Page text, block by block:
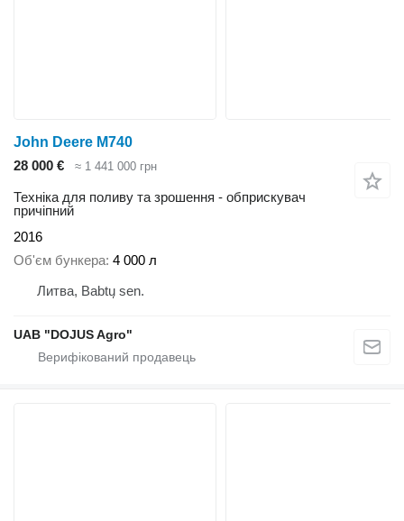
John Deere M740
28 000 €
≈ 1 441 000 грн
Техніка для поливу та зрошення - обприскувач
причіпний
2016
Об'єм бункера 4 000 л
Литва, Babtų sen.
UAB "DOJUS Agro"